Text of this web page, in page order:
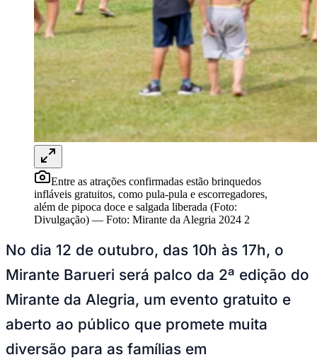
Hub de Negócios
Guia Comercial
Selo Verificado
Portal Educacional
Agenda de Vestibulares
Vagas de Emprego
Concursos
Panorama Econômico
Panorama Econômico
Para Sua Empresa
Anuncie no Portal
Verificar EmpresaNovo
Anunciar Vagas Novo
Publicidade Legal
NBA
Fórmula 1
Tênis (ATP)
NHL
Atletismo
Vôlei
Entre as atrações confirmadas estão brinquedos
infláveis gratuitos, como pula-pula e escorregadores,
além de pipoca doce e salgada liberada (Foto:
Divulgação) — Foto: Mirante da Alegria 2024 2
No dia 12 de outubro, das 10h às 17h, o
Mirante Barueri será palco da 2ª edição do
Mirante da Alegria, um evento gratuito e
aberto ao público que promete muita
diversão para as famílias em